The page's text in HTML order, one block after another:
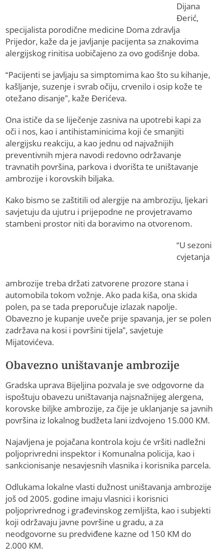
Dijana
Đerić,
specijalista porodične medicine Doma zdravlja
Prijedor, kaže da je javljanje pacijenta sa znakovima
alergijskog rinitisa uobičajeno za ovo godišnje doba.
“Pacijenti se javljaju sa simptomima kao što su kihanje,
kašljanje, suzenje i svrab očiju, crvenilo i osip kože te
otežano disanje”, kaže Đerićeva.
Ona ističe da se liječenje zasniva na upotrebi kapi za
oči i nos, kao i antihistaminicima koji će smanjiti
alergijsku reakciju, a kao jednu od najvažnijih
preventivnih mjera navodi redovno održavanje
travnatih površina, parkova i dvorišta te uništavanje
ambrozije i korovskih biljaka.
Kako bismo se zaštitili od alergije na ambroziju, ljekari
savjetuju da ujutru i prijepodne ne provjetravamo
stambeni prostor niti da boravimo na otvorenom.
“U sezoni
cvjetanja
ambrozije treba držati zatvorene prozore stana i
automobila tokom vožnje. Ako pada kiša, ona skida
polen, pa se tada preporučuje izlazak napolje.
Obavezno je kupanje uveče prije spavanja, jer se polen
zadržava na kosi i površini tijela”, savjetuje
Mijatovićeva.
Obavezno uništavanje ambrozije
Gradska uprava Bijeljina pozvala je sve odgovorne da
ispoštuju obavezu uništavanja najsnažnijeg alergena,
korovske biljke ambrozije, za čije je uklanjanje sa javnih
površina iz lokalnog budžeta lani izdvojeno 15.000 KM.
Najavljena je pojačana kontrola koju će vršiti nadležni
poljoprivredni inspektor i Komunalna policija, kao i
sankcionisanje nesavjesnih vlasnika i korisnika parcela.
Odlukama lokalne vlasti dužnost uništavanja ambrozije
još od 2005. godine imaju vlasnici i korisnici
poljoprivrednog i građevinskog zemljišta, kao i subjekti
koji održavaju javne površine u gradu, a za
neodgovorne su predviđene kazne od 150 KM do
2.000 KM.